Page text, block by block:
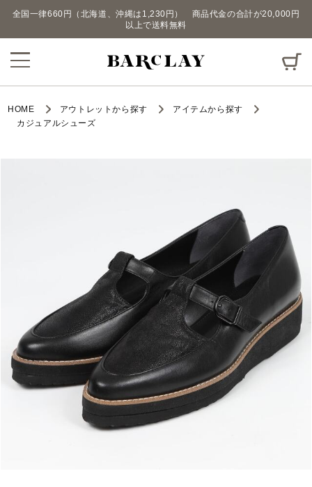
全国一律660円（北海道、沖縄は1,230円） 商品代金の合計が20,000円
以上で送料無料
HOME アウトレットから探す
アイテムから探す
カジュアルシューズ